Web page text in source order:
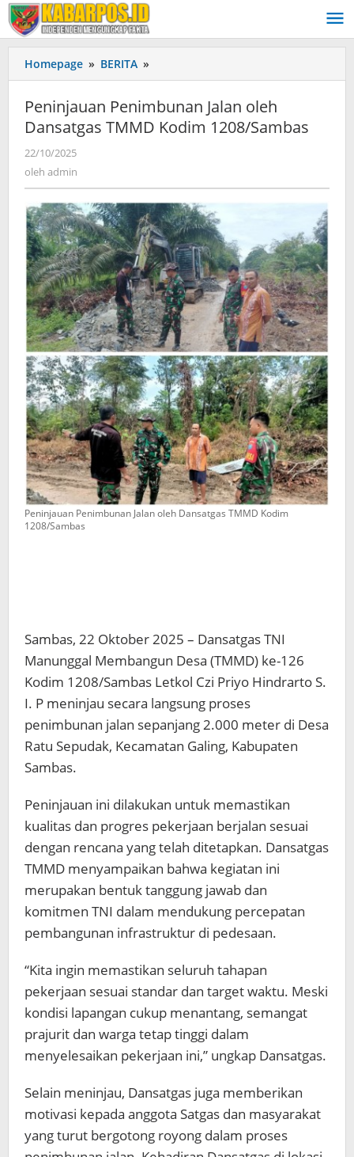
Lewati
ke
konten
Homepage » BERITA »
Penimbunan
Jalan
oleh
Dansatgas
Peninjauan Penimbunan Jalan oleh
Dansatgas TMMD Kodim 1208/Sambas
22/10/2025
oleh admin
Peninjauan Penimbunan Jalan oleh Dansatgas TMMD Kodim
1208/Sambas
Sambas, 22 Oktober 2025 – Dansatgas TNI
Manunggal Membangun Desa (TMMD) ke-126
Kodim 1208/Sambas Letkol Czi Priyo Hindrarto S.
I. P meninjau secara langsung proses
penimbunan jalan sepanjang 2.000 meter di Desa
Ratu Sepudak, Kecamatan Galing, Kabupaten
Sambas.
Peninjauan ini dilakukan untuk memastikan
kualitas dan progres pekerjaan berjalan sesuai
dengan rencana yang telah ditetapkan. Dansatgas
TMMD menyampaikan bahwa kegiatan ini
merupakan bentuk tanggung jawab dan
komitmen TNI dalam mendukung percepatan
pembangunan infrastruktur di pedesaan.
“Kita ingin memastikan seluruh tahapan
pekerjaan sesuai standar dan target waktu. Meski
kondisi lapangan cukup menantang, semangat
prajurit dan warga tetap tinggi dalam
menyelesaikan pekerjaan ini,” ungkap Dansatgas.
Selain meninjau, Dansatgas juga memberikan
motivasi kepada anggota Satgas dan masyarakat
yang turut bergotong royong dalam proses